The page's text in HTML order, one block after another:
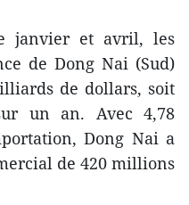
janvier et avril, les
de Dong Nai (Sud)
de dollars, soit
un an. Avec 4,78
Dong Nai a
de 420 millions